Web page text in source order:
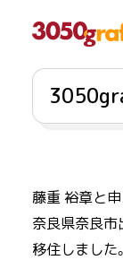
藤重 裕章と申
奈良県奈良
移住しました。